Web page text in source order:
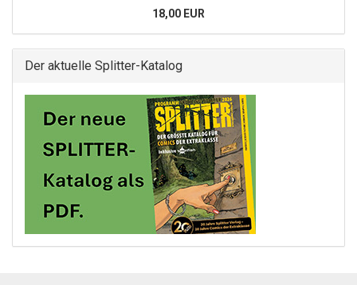
18,00 EUR
Der aktuelle Splitter-Katalog